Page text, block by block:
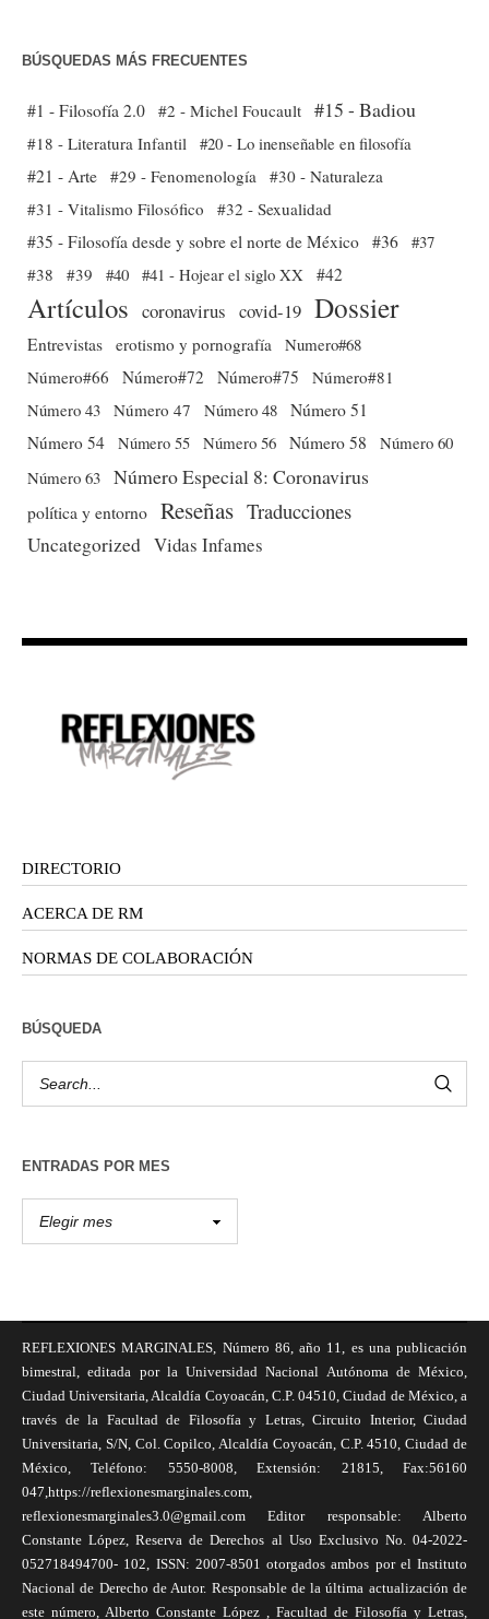
BÚSQUEDAS MÁS FRECUENTES
#1 - Filosofía 2.0 #2 - Michel Foucault #15 - Badiou
#18 - Literatura Infantil #20 - Lo inenseñable en filosofía
#21 - Arte #29 - Fenomenología
#30 - Naturaleza
#31 - Vitalismo Filosófico
#32 - Sexualidad
#35 - Filosofía desde y sobre el norte de México #36 #37
#38
#39 #40 #41 - Hojear el siglo XX #42
Artículos coronavirus covid-19 Dossier
Entrevistas erotismo y pornografía
Numero#68
Número#66
Número#72 Número#75
Número#81
Número 43 Número 47 Número 48 Número 51
Número 54 Número 55 Número 56 Número 58
Número 60
Número 63 Número Especial 8: Coronavirus
política y entorno Reseñas Traducciones
Uncategorized Vidas Infames
DIRECTORIO
ACERCA DE RM
NORMAS DE COLABORACIÓN
BÚSQUEDA
ENTRADAS POR MES
REFLEXIONES MARGINALES, Número 86, año 11, es una publicación
bimestral, editada por la Universidad Nacional Autónoma de México,
Ciudad Universitaria, Alcaldía Coyoacán, C.P. 04510, Ciudad de México, a
través de la Facultad de Filosofía y Letras, Circuito Interior, Ciudad
Universitaria, S/N, Col. Copilco, Alcaldía Coyoacán, C.P. 4510, Ciudad de
México, Teléfono: 5550-8008, Extensión: 21815, Fax:56160
047,https://reflexionesmarginales.com,
reflexionesmarginales3.0@gmail.com Editor responsable: Alberto
Constante López, Reserva de Derechos al Uso Exclusivo No. 04-2022-
052718494700- 102, ISSN: 2007-8501 otorgados ambos por el Instituto
Nacional de Derecho de Autor. Responsable de la última actualización de
este número, Alberto Constante López , Facultad de Filosofía y Letras,